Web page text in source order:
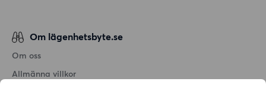
Om lägenhetsbyte.se
Om oss
Allmänna villkor